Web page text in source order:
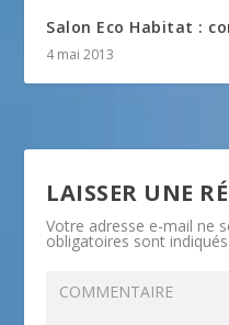
Salon Eco Habitat :
4 mai 2013
LAISSER UNE
Votre adresse e-mail ne
obligatoires sont